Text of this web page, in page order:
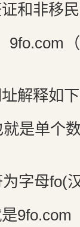
和非移
9fo.com
解释如
是单个
字母fo(
9fo.com